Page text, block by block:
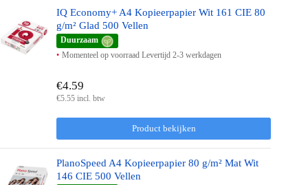
IQ Economy+ A4 Kopieerpapier Wit 161 CIE 80
g/m² Glad 500 Vellen
Duurzaam
Momenteel op voorraad Levertijd 2-3 werkdagen
Product bekijken
€4.59
€5.55 incl. btw
PlanoSpeed A4 Kopieerpapier 80 g/m² Mat Wit
146 CIE 500 Vellen